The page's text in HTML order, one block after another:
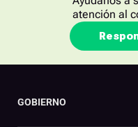
atención al
GOBIERNO